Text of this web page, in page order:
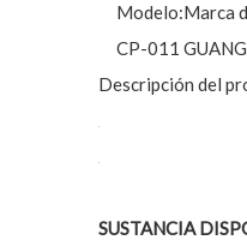
Modelo:
CP-011
Marca
Descripción del
SUSTANCIA